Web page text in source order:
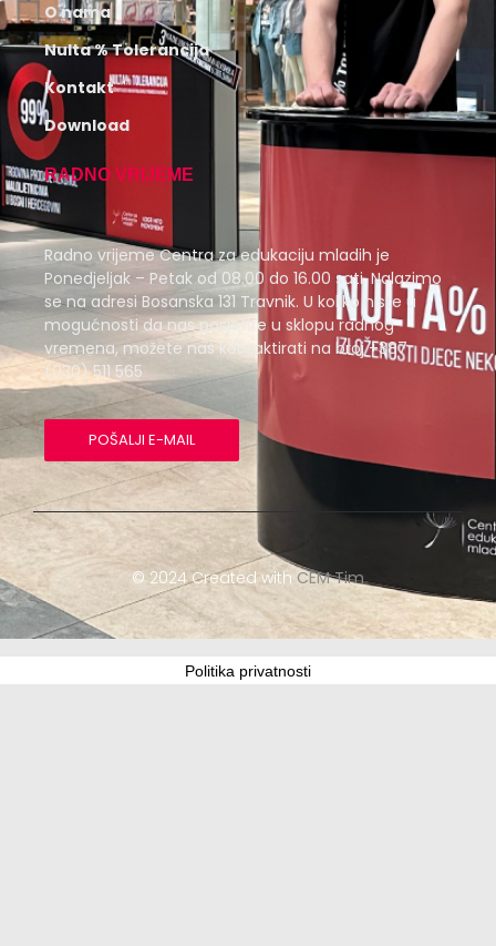
O nama
Nulta % Tolerancija
Kontakt
Download
RADNO VRIJEME
Radno vrijeme Centra za edukaciju mladih je
Ponedjeljak – Petak od 08.00 do 16.00 sati. Nalazimo
se na adresi Bosanska 131 Travnik. U koliko niste u
mogućnosti da nas posjetite u sklopu radnog
vremena, možete nas kontaktirati na broj +387
(030) 511 565
POŠALJI E-MAIL
© 2024 Created with CEM Tim
Politika privatnosti